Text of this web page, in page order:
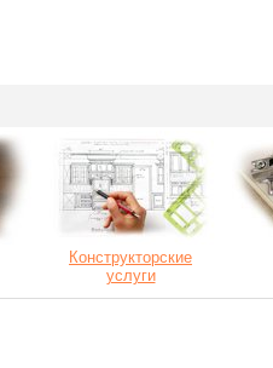
Конструкторские
услуги